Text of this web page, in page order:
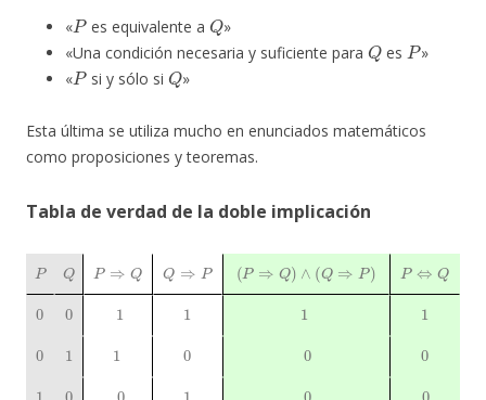
«
P
es equivalente a
Q
»
«Una condición necesaria y suficiente para
Q
es
P
»
«
P
si y sólo si
Q
»
Esta última se utiliza mucho en enunciados matemáticos
como proposiciones y teoremas.
Tabla de verdad de la doble implicación
P Q P⇒ Q (P⇒ ∧ ⇒P P⇔
0
0 1 1 1
1
0
1 1 0 0
0
1
0 0 1 0
0